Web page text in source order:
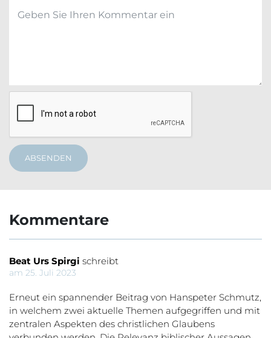
ABSENDEN
Kommentare
Beat Urs Spirgi schreibt
am 25. Juli 2023
Erneut ein spannender Beitrag von Hanspeter Schmutz,
in welchem zwei aktuelle Themen aufgegriffen und mit
zentralen Aspekten des christlichen Glaubens